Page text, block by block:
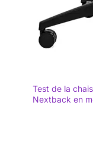
Test de la
Nextback en